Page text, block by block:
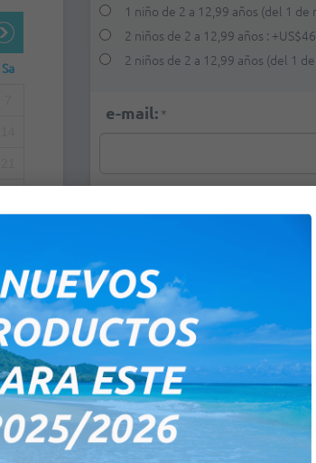
Sa
1 niño de 2 a 12,99 años (del 1
2 niños de 2 a 12,99 años : +
2 niños de 2 a 12,99 años (del 1
e-mail: *
Observaciones: